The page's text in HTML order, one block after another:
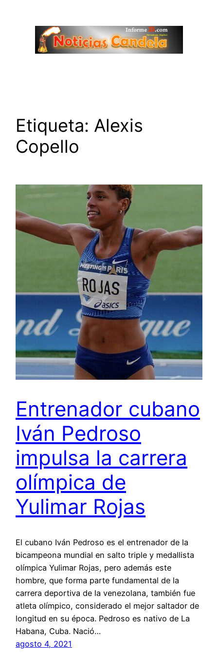
contenido
Etiqueta: Alexis
Copello
Entrenador cubano
Iván Pedroso
impulsa la carrera
olímpica de
Yulimar Rojas
El cubano Iván Pedroso es el entrenador de la
bicampeona mundial en salto triple y medallista
olímpica Yulimar Rojas, pero además este
hombre, que forma parte fundamental de la
carrera deportiva de la venezolana, también fue
atleta olímpico, considerado el mejor saltador de
longitud en su época. Pedroso es nativo de La
Habana, Cuba. Nació…
agosto 4, 2021